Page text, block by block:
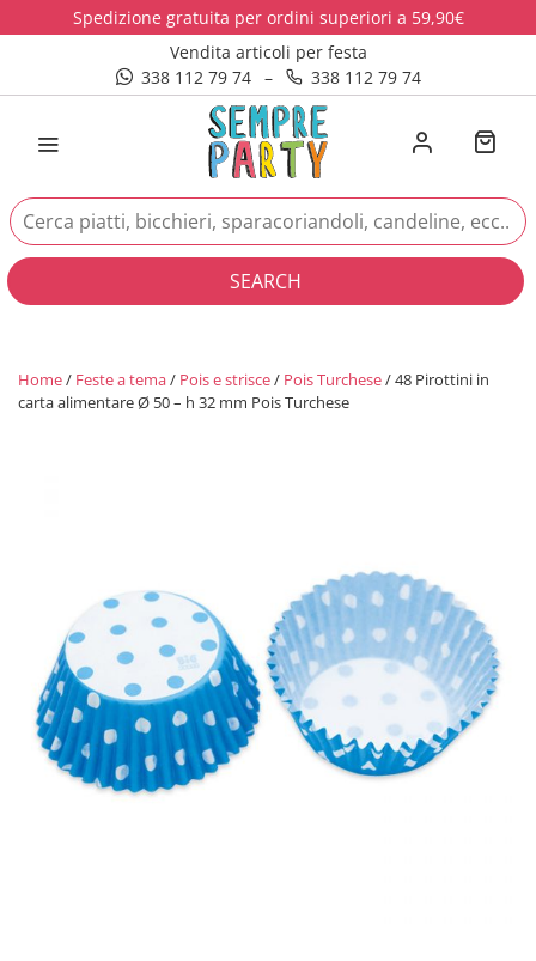
Spedizione gratuita per ordini superiori a 59,90€
Vendita articoli per festa
338 112 79 74
– 338 112 79 74
SEARCH
Home/ Feste a tema/ Pois e strisce/ Pois Turchese/ 48 Pirottini in
carta alimentare Ø 50 – h 32 mm Pois Turchese